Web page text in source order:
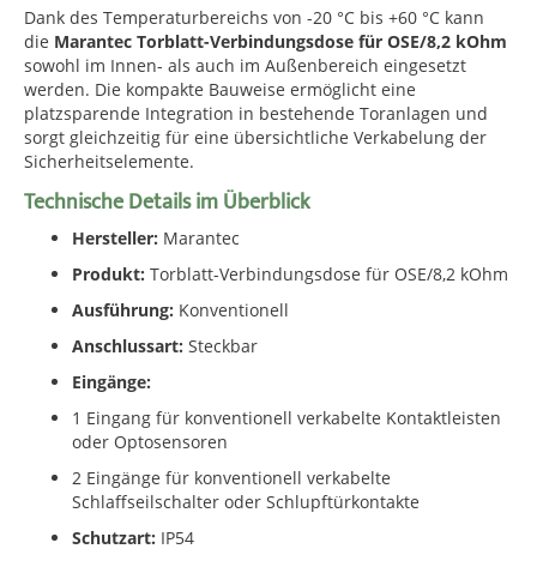
Dank des Temperaturbereichs von -20 °C bis +60 °C kann
die Marantec Torblatt-Verbindungsdose für OSE/8,2 kOhm
sowohl im Innen- als auch im Außenbereich eingesetzt
werden. Die kompakte Bauweise ermöglicht eine
platzsparende Integration in bestehende Toranlagen und
sorgt gleichzeitig für eine übersichtliche Verkabelung der
Sicherheitselemente.
Technische Details im Überblick
Hersteller: Marantec
Produkt: Torblatt-Verbindungsdose für OSE/8,2 kOhm
Ausführung: Konventionell
Anschlussart: Steckbar
Eingänge:
1 Eingang für konventionell verkabelte Kontaktleisten
oder Optosensoren
2 Eingänge für konventionell verkabelte
Schlaffseilschalter oder Schlupftürkontakte
Schutzart: IP54